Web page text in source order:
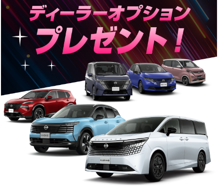
3.
ご成約者さまは「当選者ご本人」もしくは「当選
者のご家族(2親等以内)」の方
希望車種については、ご当選者さまと日産販売店との商談開始時に
改めてお選びいただけます。
応募前にご注文された場合は対象外となります。
ムラーノ/新型キックス/新型エルグランドについては2027年3月31日
（水）までに車両登録いただいた方
ご購入対象車種
セレナ、エクストレイル、キックス、
日産サクラ、デイズ、ルークス、ノート、オーラ、
日産リーフ、日産アリア、
エルグランド、ムラーノ